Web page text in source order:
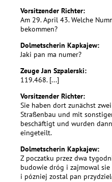
Vorsitzender Richter:
Am 29. April 43. Welche
bekommen?
Dolmetscherin Kapkajew:
Jaki pan ma numer?
Zeuge Jan Szpalerski:
119.468. [...]
Vorsitzender Richter:
Sie haben dort zunächst
Straßenbau und mit
beschäftigt und wurden
eingeteilt.
Dolmetscherin Kapkajew:
Z poczatku przez dwa
budowie dróg i zajmowal
i pózniej zostal pan